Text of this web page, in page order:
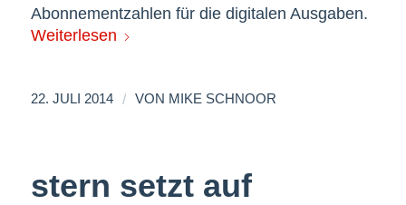
Abonnementzahlen für die digitalen Ausgaben.
Weiterlesen
22. JULI 2014 / VON MIKE SCHNOOR
stern setzt auf